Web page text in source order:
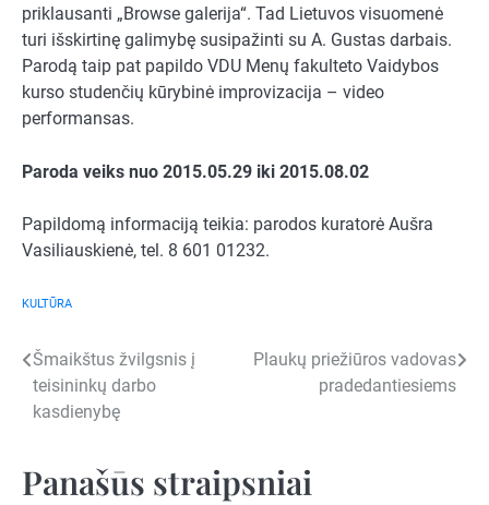
priklausanti „Browse galerija“. Tad Lietuvos visuomenė
turi išskirtinę galimybę susipažinti su A. Gustas darbais.
Parodą taip pat papildo VDU Menų fakulteto Vaidybos
kurso studenčių kūrybinė improvizacija – video
performansas.
Paroda veiks nuo 2015.05.29 iki 2015.08.02
Papildomą informaciją teikia: parodos kuratorė Aušra
Vasiliauskienė, tel. 8 601 01232.
KULTŪRA
Navigacija
tarp
Šmaikštus žvilgsnis į
teisininkų darbo
kasdienybę
Plaukų priežiūros vadovas
pradedantiesiems
Panašūs straipsniai